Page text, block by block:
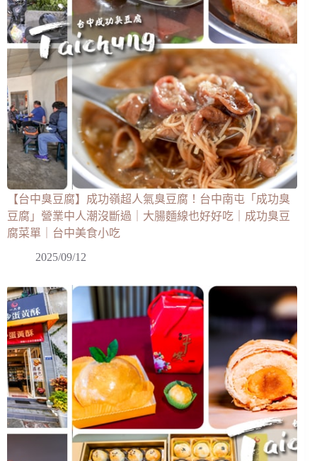
【台中臭豆腐】成功嶺超人氣臭豆腐！台中南屯「成功臭
豆腐」營業中人潮沒斷過｜大腸麵線也好好吃｜成功臭豆
腐菜單｜台中美食小吃
2025/09/12